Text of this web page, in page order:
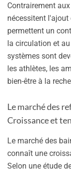
Contrairement
nécessitent
permettent un
la circulation et
systèmes sont
les athlètes, les
bien-être à la
Le marché des
Croissance et
Le marché des
connaît une
Selon une étude